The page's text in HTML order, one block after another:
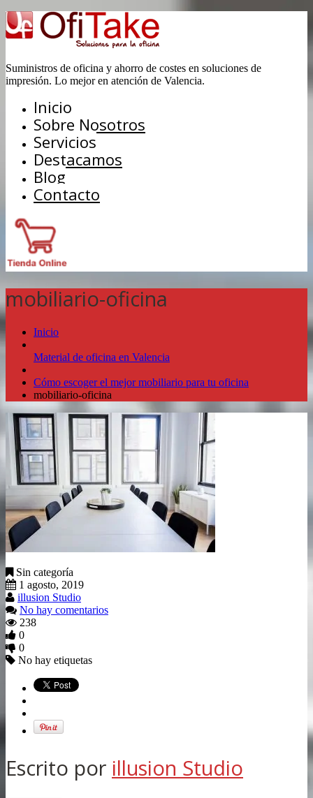
Suministros de oficina y ahorro de costes en soluciones de
impresión. Lo mejor en atención de Valencia.
Inicio
Sobre Nosotros
Servicios
Destacamos
Blog
Contacto
mobiliario-oficina
Inicio
Material de oficina en Valencia
Cómo escoger el mejor mobiliario para tu oficina
mobiliario-oficina
Sin categoría
1 agosto, 2019
illusion Studio
No hay comentarios
238
0
0
No hay etiquetas
Escrito por illusion Studio